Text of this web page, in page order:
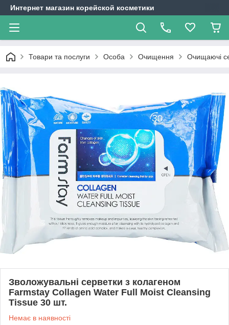
Интернет магазин корейской косметики
Товари та послуги Особа Очищення Очищаючі
Зволожувальні серветки з колагеном
Farmstay Collagen Water Full Moist Cleansing
Tissue 30 шт.
Немає в наявності